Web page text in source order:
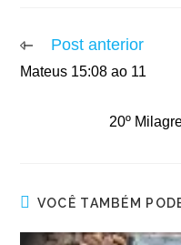
Post anterior
Mateus 15:08 ao 11
20º
VOCÊ TAMBÉM